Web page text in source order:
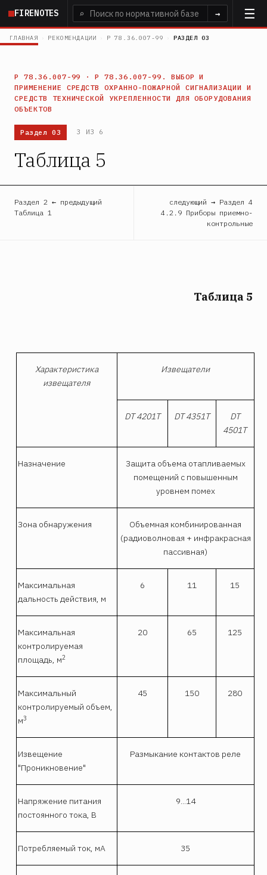
Перейти
основному
FIRENOTES ⌕ →
ГЛАВНАЯ › РЕКОМЕНДАЦИИ › Р 78.36.007-99 › РАЗДЕЛ 03
Р 78.36.007-99 · Р 78.36.007-99. ВЫБОР И
ПРИМЕНЕНИЕ СРЕДСТВ ОХРАННО-ПОЖАРНОЙ СИГНАЛИЗАЦИИ И
СРЕДСТВ ТЕХНИЧЕСКОЙ УКРЕПЛЕННОСТИ ДЛЯ ОБОРУДОВАНИЯ
ОБЪЕКТОВ
Раздел 03 3 ИЗ 6
Таблица 5
Раздел 2 ← предыдущий
Таблица 1
следующий → Раздел 4
4.2.9 Приборы приемно-
контрольные
Таблица 5
Характеристика
извещателя
Извещатели
DT4201T DT4351T
DT
4501T
Назначение
Защита объема отапливаемых
помещений с повышенным
уровнем помех
Зона обнаружения
Объемная комбинированная
(радиоволновая + инфракрасная
пассивная)
Максимальная
дальность действия, м
6 11 15
Максимальная
контролируемая
площадь, м2
20 65 125
Максимальный
контролируемый объем,
м3
45 150 280
Извещение
"Проникновение"
Размыкание контактов реле
Напряжение питания
постоянного тока, В
9...14
Потребляемый ток, мА 35